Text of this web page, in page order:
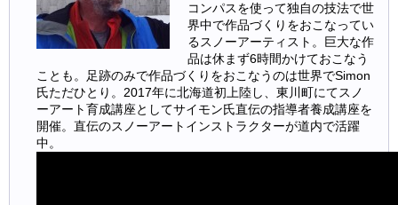
コンパスを使って独自の技法で世
界中で作品づくりをおこなってい
るスノーアーティスト。巨大な作
品は休まず6時間かけておこなう
ことも。足跡のみで作品づくりをおこなうのは世界でSimon
氏ただひとり。2017年に北海道初上陸し、東川町にてスノ
ーアート育成講座としてサイモン氏直伝の指導者養成講座を
開催。直伝のスノーアートインストラクターが道内で活躍
中。